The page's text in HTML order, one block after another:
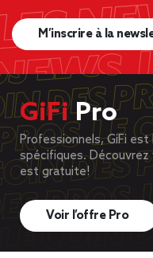
M’inscrire à la
GiFiPro
Professionnels, GiFi
spécifiques.
est gratuite!
Voir l’offre Pro